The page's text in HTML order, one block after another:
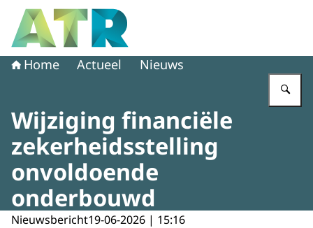
Naar de homepage van Adviescollege toetsing regeldruk
Home Actueel Nieuws
Wijziging financiële
zekerheidsstelling
onvoldoende
onderbouwd
Nieuwsbericht19-06-2026 | 15:16